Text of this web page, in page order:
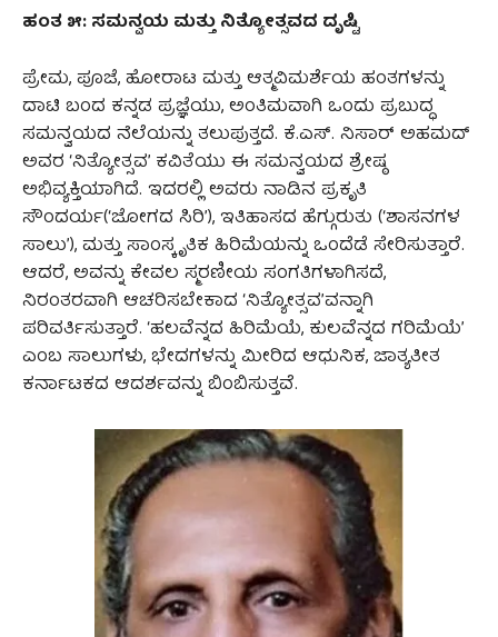
ಹಂತ ೫: ಸಮನ್ವಯ ಮತ್ತು ನಿತ್ಯೋತ್ಸವದ ದೃಷ್ಟಿ
ಪ್ರೇಮ, ಪೂಜೆ, ಹೋರಾಟ ಮತ್ತು ಆತ್ಮವಿಮರ್ಶೆಯ ಹಂತಗಳನ್ನು
ದಾಟಿ ಬಂದ ಕನ್ನಡ ಪ್ರಜ್ಞೆಯು, ಅಂತಿಮವಾಗಿ ಒಂದು ಪ್ರಬುದ್ಧ
ಸಮನ್ವಯದ ನೆಲೆಯನ್ನು ತಲುಪುತ್ತದೆ. ಕೆ.ಎಸ್. ನಿಸಾರ್ ಅಹಮದ್
ಅವರ ‘ನಿತ್ಯೋತ್ಸವ’ ಕವಿತೆಯು ಈ ಸಮನ್ವಯದ ಶ್ರೇಷ್ಠ
ಅಭಿವ್ಯಕ್ತಿಯಾಗಿದೆ. ಇದರಲ್ಲಿ ಅವರು ನಾಡಿನ ಪ್ರಕೃತಿ
ಸೌಂದರ್ಯ(‘ಜೋಗದ ಸಿರಿ’), ಇತಿಹಾಸದ ಹೆಗ್ಗುರುತು (‘ಶಾಸನಗಳ
ಸಾಲು’), ಮತ್ತು ಸಾಂಸ್ಕೃತಿಕ ಹಿರಿಮೆಯನ್ನು ಒಂದೆಡೆ ಸೇರಿಸುತ್ತಾರೆ.
ಆದರೆ, ಅವನ್ನು ಕೇವಲ ಸ್ಮರಣೀಯ ಸಂಗತಿಗಳಾಗಿಸದೆ,
ನಿರಂತರವಾಗಿ ಆಚರಿಸಬೇಕಾದ ‘ನಿತ್ಯೋತ್ಸವ’ವನ್ನಾಗಿ
ಪರಿವರ್ತಿಸುತ್ತಾರೆ. ‘ಹಲವೆನ್ನದ ಹಿರಿಮೆಯೆ, ಕುಲವೆನ್ನದ ಗರಿಮೆಯೆ’
ಎಂಬ ಸಾಲುಗಳು, ಭೇದಗಳನ್ನು ಮೀರಿದ ಆಧುನಿಕ, ಜಾತ್ಯತೀತ
ಕರ್ನಾಟಕದ ಆದರ್ಶವನ್ನು ಬಿಂಬಿಸುತ್ತವೆ.